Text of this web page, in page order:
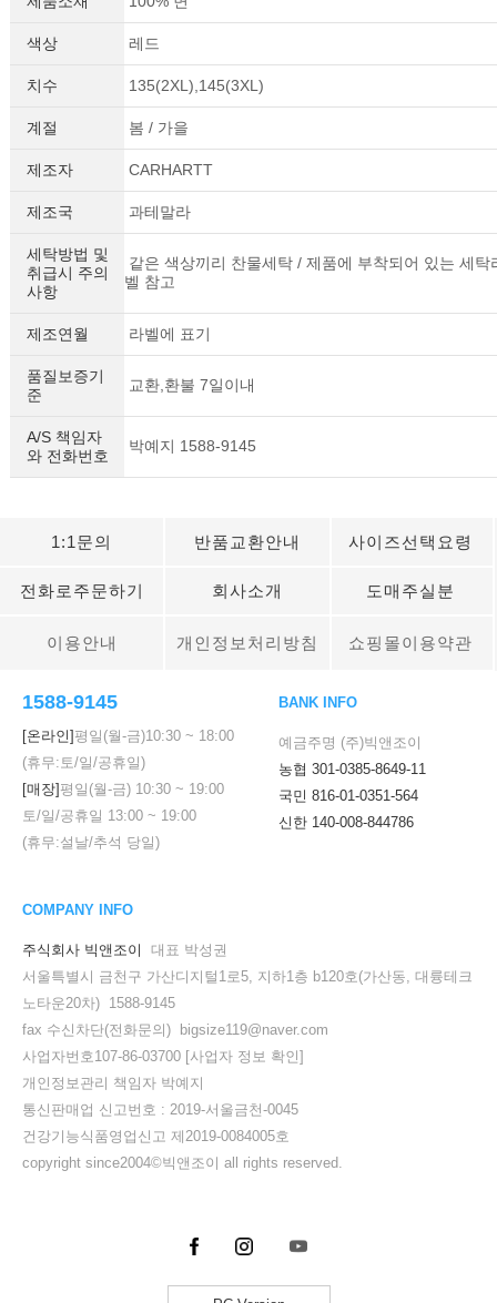
색상 레드
치수 135(2XL),145(3XL)
계절 봄 / 가을
제조자 CARHARTT
제조국 과테말라
세탁방법 및
취급시 주의
사항
같은 색상끼리 찬물세탁 / 제품에 부착되어 있는 세탁
벨 참고
제조연월 라벨에 표기
품질보증기
준
교환,환불 7일이내
A/S 책임자
와 전화번호
박예지 1588-9145
1:1문의 반품교환안내 사이즈선택요령
전화로주문하기 회사소개 도매주실분
이용안내 개인정보처리방침 쇼핑몰이용약관
1588-9145
[온라인]평일(월-금)10:30 ~ 18:00
(휴무:토/일/공휴일)
[매장]평일(월-금) 10:30 ~ 19:00
토/일/공휴일 13:00 ~ 19:00
(휴무:설날/추석 당일)
BANK INFO
예금주명 (주)빅앤조이
농협 301-0385-8649-11
국민 816-01-0351-564
신한 140-008-844786
COMPANY INFO
주식회사 빅앤조이
대표 박성권
서울특별시 금천구 가산디지털1로5, 지하1층 b120호(가산동, 대륭테크
노타운20차) 1588-9145
fax 수신차단(전화문의) bigsize119@naver.com
사업자번호107-86-03700 [사업자 정보 확인]
개인정보관리 책임자 박예지
통신판매업 신고번호 : 2019-서울금천-0045
건강기능식품영업신고 제2019-0084005호
copyright since2004©빅앤조이 all rights reserved.